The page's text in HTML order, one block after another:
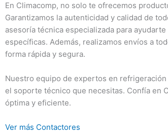
En Climacomp, no solo te ofrecemos
Garantizamos la autenticidad y calidad de
asesoría técnica especializada para
específicas. Además, realizamos envíos a
forma rápida y segura.
Nuestro equipo de expertos en
el soporte técnico que necesitas. Confía en
óptima y eficiente.
Ver más Contactores